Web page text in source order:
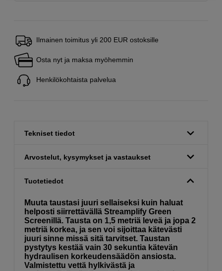
Ilmainen toimitus yli 200 EUR ostoksille
Osta nyt ja maksa myöhemmin
Henkilökohtaista palvelua
Tekniset tiedot
Arvostelut, kysymykset ja vastaukset
Tuotetiedot
Muuta taustasi juuri sellaiseksi kuin haluat
helposti siirrettävällä Streamplify Green
Screenillä. Tausta on 1,5 metriä leveä ja jopa 2
metriä korkea, ja sen voi sijoittaa kätevästi
juuri sinne missä sitä tarvitset. Taustan
pystytys kestää vain 30 sekuntia kätevän
hydraulisen korkeudensäädön ansiosta.
Valmistettu vettä hylkivästä ja